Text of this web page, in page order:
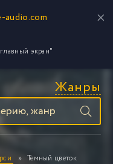
audio.com
экран"
Жанры
Темный цветок